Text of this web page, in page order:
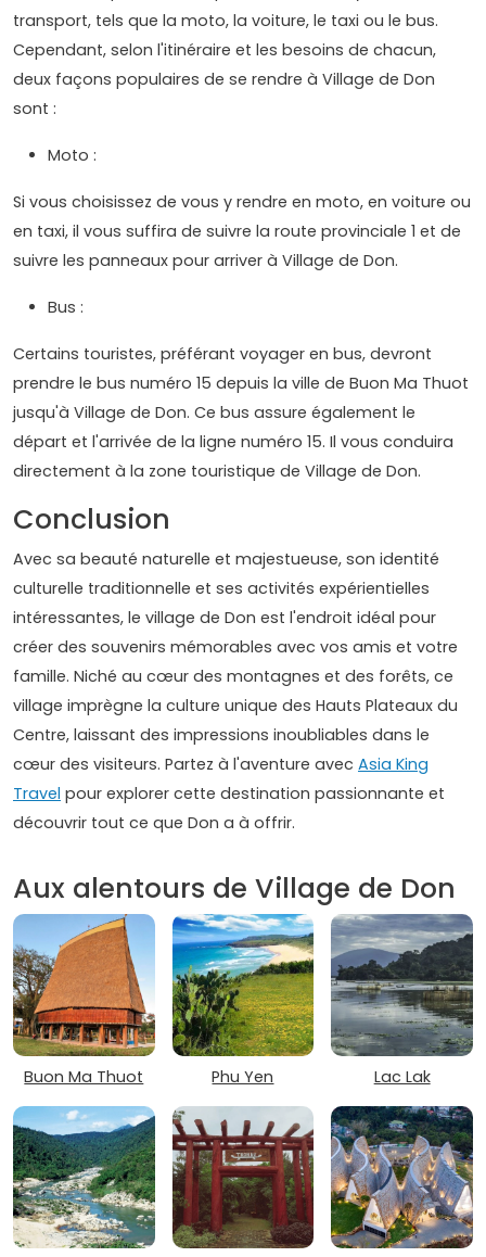
transport, tels que la moto, la voiture, le taxi ou le bus.
Cependant, selon l'itinéraire et les besoins de chacun,
deux façons populaires de se rendre à Village de Don
sont :
Moto :
Si vous choisissez de vous y rendre en moto, en voiture ou
en taxi, il vous suffira de suivre la route provinciale 1 et de
suivre les panneaux pour arriver à Village de Don.
Bus :
Certains touristes, préférant voyager en bus, devront
prendre le bus numéro 15 depuis la ville de Buon Ma Thuot
jusqu'à Village de Don. Ce bus assure également le
départ et l'arrivée de la ligne numéro 15. Il vous conduira
directement à la zone touristique de Village de Don.
Conclusion
Avec sa beauté naturelle et majestueuse, son identité
culturelle traditionnelle et ses activités expérientielles
intéressantes, le village de Don est l'endroit idéal pour
créer des souvenirs mémorables avec vos amis et votre
famille. Niché au cœur des montagnes et des forêts, ce
village imprègne la culture unique des Hauts Plateaux du
Centre, laissant des impressions inoubliables dans le
cœur des visiteurs. Partez à l'aventure avec Asia King
Travel pour explorer cette destination passionnante et
découvrir tout ce que Don a à offrir.
Aux alentours de Village de Don
Buon Ma Thuot Phu Yen Lac Lak